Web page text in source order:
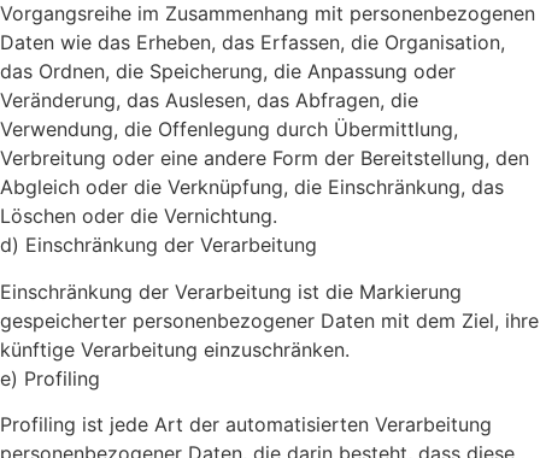
Vorgangsreihe im Zusammenhang mit personenbezogenen
Daten wie das Erheben, das Erfassen, die Organisation,
das Ordnen, die Speicherung, die Anpassung oder
Veränderung, das Auslesen, das Abfragen, die
Verwendung, die Offenlegung durch Übermittlung,
Verbreitung oder eine andere Form der Bereitstellung, den
Abgleich oder die Verknüpfung, die Einschränkung, das
Löschen oder die Vernichtung.
d) Einschränkung der Verarbeitung
Einschränkung der Verarbeitung ist die Markierung
gespeicherter personenbezogener Daten mit dem Ziel, ihre
künftige Verarbeitung einzuschränken.
e) Profiling
Profiling ist jede Art der automatisierten Verarbeitung
personenbezogener Daten, die darin besteht, dass diese